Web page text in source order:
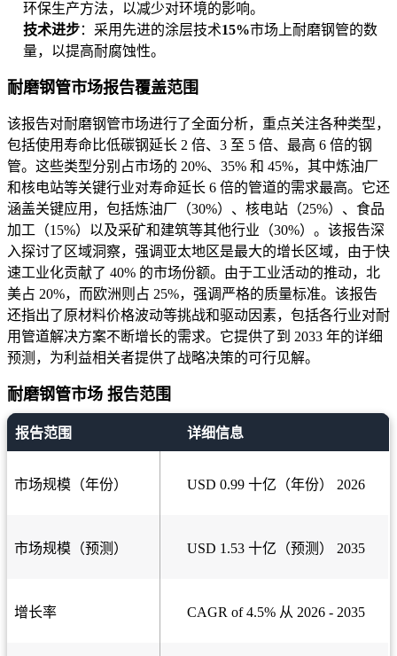
环保生产方法，以减少对环境的影响。
技术进步：采用先进的涂层技术15%市场上耐磨钢管的数
量，以提高耐腐蚀性。
耐磨钢管市场报告覆盖范围
该报告对耐磨钢管市场进行了全面分析，重点关注各种类型，
包括使用寿命比低碳钢延长 2 倍、3 至 5 倍、最高 6 倍的钢
管。这些类型分别占市场的 20%、35% 和 45%，其中炼油厂
和核电站等关键行业对寿命延长 6 倍的管道的需求最高。它还
涵盖关键应用，包括炼油厂（30%）、核电站（25%）、食品
加工（15%）以及采矿和建筑等其他行业（30%）。该报告深
入探讨了区域洞察，强调亚太地区是最大的增长区域，由于快
速工业化贡献了 40% 的市场份额。由于工业活动的推动，北
美占 20%，而欧洲则占 25%，强调严格的质量标准。该报告
还指出了原材料价格波动等挑战和驱动因素，包括各行业对耐
用管道解决方案不断增长的需求。它提供了到 2033 年的详细
预测，为利益相关者提供了战略决策的可行见解。
耐磨钢管市场 报告范围
报告范围 详细信息
市场规模（年份） USD 0.99 十亿（年份） 2026
市场规模（预测） USD 1.53 十亿（预测） 2035
增长率 CAGR of 4.5% 从 2026 - 2035